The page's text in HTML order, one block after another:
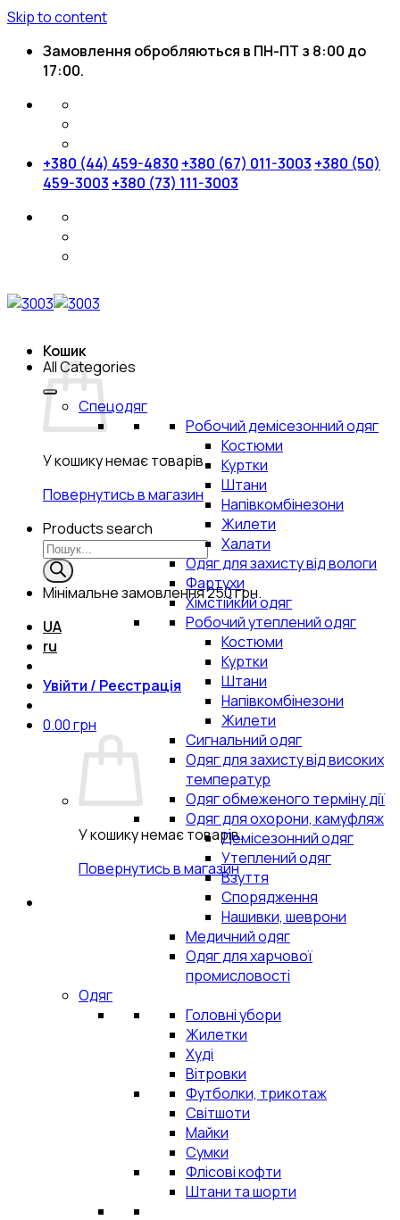
Skip to content
Замовлення обробляються в ПН-ПТ з 8:00 до
17:00.
+380 (44) 459-4830 +380 (67) 011-3003 +380 (50)
459-3003 +380 (73) 111-3003
Кошик
У кошику немає товарів.
Повернутись в магазин
Products search
Мінімальне замовлення250 грн.
UA
ru
Увійти / Реєстрація
0.00грн
У кошику немає товарів.
Повернутись в магазин
All Categories
Спецодяг
Робочий демісезонний одяг
Костюми
Куртки
Штани
Напівкомбінезони
Жилети
Халати
Одяг для захисту від вологи
Фартухи
Хімстійкий одяг
Робочий утеплений одяг
Костюми
Куртки
Штани
Напівкомбінезони
Жилети
Сигнальний одяг
Одяг для захисту від високих
температур
Одяг обмеженого терміну дії
Одяг для охорони, камуфляж
Демісезонний одяг
Утеплений одяг
Взуття
Спорядження
Нашивки, шеврони
Медичний одяг
Одяг для харчової
промисловості
Одяг
Головні убори
Жилетки
Худі
Вітровки
Футболки, трикотаж
Світшоти
Майки
Сумки
Флісові кофти
Штани та шорти